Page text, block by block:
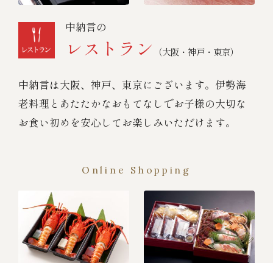
中納言の
レストラン （大阪・神戸・東京）
中納言は大阪、神戸、東京にございます。伊勢海
老料理とあたたかなおもてなしでお子様の大切な
お食い初めを安心してお楽しみいただけます。
Online Shopping